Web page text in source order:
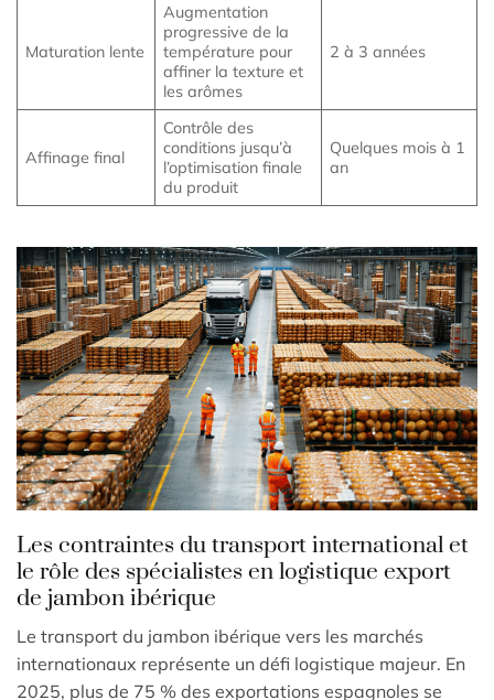
Maturation lente
Augmentation
progressive de la
température pour
affiner la texture et
les arômes
2 à 3 années
Affinage final
Contrôle des
conditions jusqu’à
l’optimisation finale
du produit
Quelques mois à 1
an
Les contraintes du transport international et
le rôle des spécialistes en logistique export
de jambon ibérique
Le transport du jambon ibérique vers les marchés
internationaux représente un défi logistique majeur. En
2025, plus de 75 % des exportations espagnoles se